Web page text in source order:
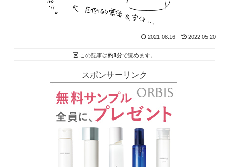
2021.08.16 2022.05.20
この記事は約1分で読めます。
スポンサーリンク